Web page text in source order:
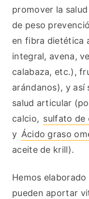
promover la
de peso
en fibra dietética
integral, avena,
calabaza, etc.),
arándanos), y así
salud articular
calcio, sulfato de
y Ácido graso
aceite de krill).
Hemos
pueden aportar